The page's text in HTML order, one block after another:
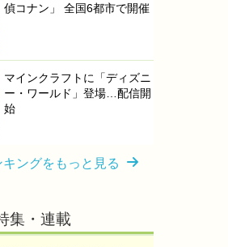
偵コナン」 全国6都市で開催
マインクラフトに「ディズニ
ー・ワールド」登場…配信開
始
ングをもっと見る
集・連載